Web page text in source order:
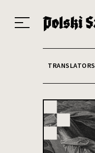
TRANSLATORS